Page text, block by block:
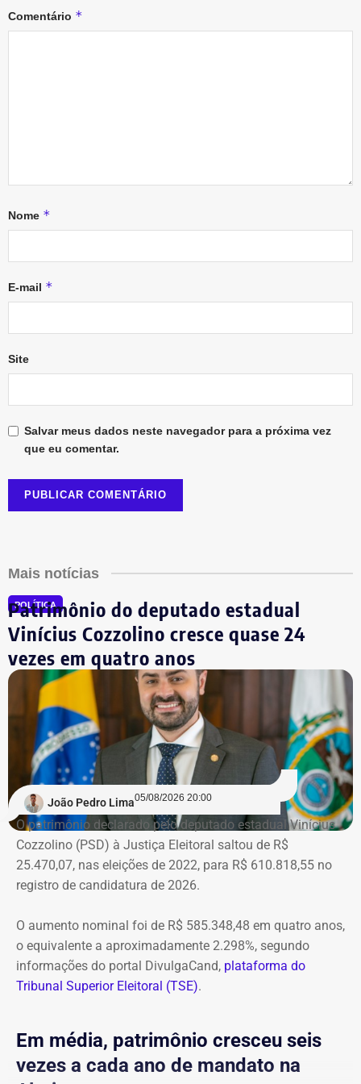
Comentário *
Nome *
E-mail *
Site
Salvar meus dados neste navegador para a próxima vez
que eu comentar.
Mais notícias
POLÍTICA
Patrimônio do deputado estadual
Vinícius Cozzolino cresce quase 24
vezes em quatro anos
João Pedro Lima05/08/2026 20:00
O patrimônio declarado pelo deputado estadual Vinícius
Cozzolino (PSD) à Justiça Eleitoral saltou de R$
25.470,07, nas eleições de 2022, para R$ 610.818,55 no
registro de candidatura de 2026.
O aumento nominal foi de R$ 585.348,48 em quatro anos,
o equivalente a aproximadamente 2.298%, segundo
informações do portal DivulgaCand, plataforma do
Tribunal Superior Eleitoral (TSE).
Em média, patrimônio cresceu seis
vezes a cada ano de mandato na